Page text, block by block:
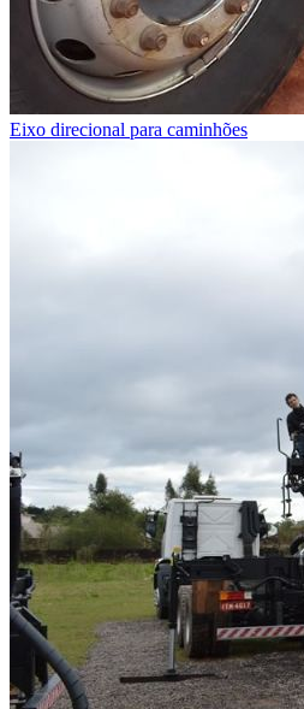
Eixo direcional para caminhões